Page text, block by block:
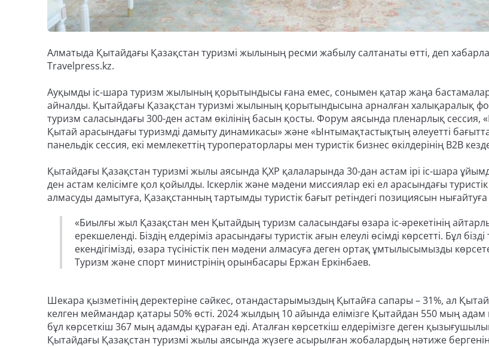
Алматыда Қытайдағы Қазақстан туризмі жылының ресми жабылу салтанаты өтті, деп
Travelpress.kz.
Ауқымды іс-шара туризм жылының қорытындысы ғана емес, сонымен қатар жаңа
айналды. Қытайдағы Қазақстан туризмі жылының қорытындысына арналған халықаралық
туризм саласындағы 300-ден астам өкілінің басын қосты. Форум аясында пленарлық сессия,
Қытай арасындағы туризмді дамыту динамикасы» және «Ынтымақтастықтың әлеуетті
панельдік сессия, екі мемлекеттің туроператорлары мен туристік бизнес өкілдерінің B2B
Қытайдағы Қазақстан туризмі жылы аясында ҚХР қалаларында 30-дан астам ірі іс-шара
ден астам келісімге қол қойылды. Іскерлік және мәдени миссиялар екі ел арасындағы
алмасуды дамытуға, Қазақстанның тартымды туристік бағыт ретіндегі позициясын нығайтуға
«Биылғы жыл Қазақстан мен Қытайдың туризм саласындағы өзара іс-әрекетінің
ерекшеленді. Біздің елдеріміз арасындағы туристік ағын елеулі өсімді көрсетті. Бұл
екендігімізді, өзара түсіністік пен мәдени алмасуға деген ортақ ұмтылысымызды
Туризм және спорт министрінің орынбасары Ержан Еркінбаев.
Шекара қызметінің деректеріне сәйкес, отандастарымыздың Қытайға сапары – 31%, ал
келген меймандар қатары 50% өсті. 2024 жылдың 10 айында елімізге Қытайдан 550 мың
бұл көрсеткіш 367 мың адамды құраған еді. Аталған көрсеткіш елдерімізге деген
Қытайдағы Қазақстан туризмі жылы аясында жүзеге асырылған жобалардың нәтиже бергенін